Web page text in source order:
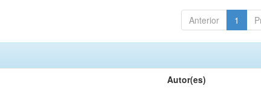
Anterior 1
Autor(es)